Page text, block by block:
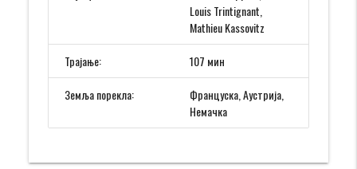
Louis Trintignant,
Mathieu Kassovitz
Трајање:
107 мин
Земља порекла:
Француска, Аустрија,
Немачка